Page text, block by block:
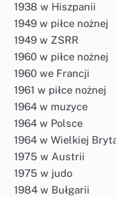
1938 w Hiszpanii
1949 w piłce nożnej
1949 w ZSRR
1960 w piłce nożnej
1960 we Francji
1961 w piłce nożnej
1964 w muzyce
1964 w Polsce
1964 w Wielkiej
1975 w Austrii
1975 w judo
1984 w Bułgarii